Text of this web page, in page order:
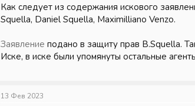
Как следует из содержания искового
Squella, Daniel Squella, Maximilliano Venzo.
Заявление подано в защиту прав B.Squella.
Иске, в иске были упомянуты остальные
13 Фев 2023